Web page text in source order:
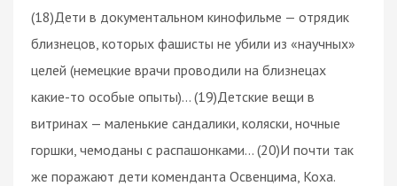
(18)Дети в документальном кинофильме — отрядик
близнецов, которых фашисты не убили из «научных»
целей (немецкие врачи проводили на близнецах
какие-то особые опыты)… (19)Детские вещи в
витринах — маленькие сандалики, коляски, ночные
горшки, чемоданы с распашонками… (20)И почти так
же поражают дети коменданта Освенцима, Коха.